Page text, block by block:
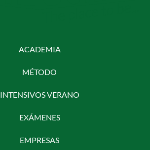
ACADEMIA
MÉTODO
INTENSIVOS VERANO
EXÁMENES
EMPRESAS